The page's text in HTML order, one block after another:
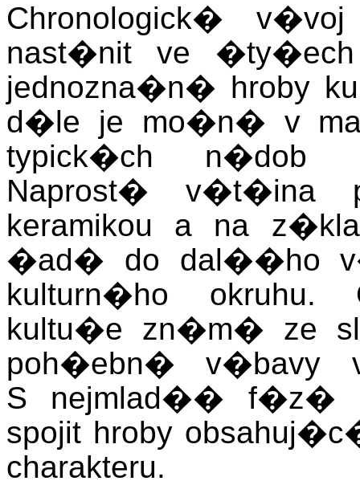
Chronologick�
nast�nit ve
jednozna�n� hroby
d�le je mo�n� v
typick�ch n�dob
Naprost� v�t�ina
keramikou a na
�ad� do dal��ho
kulturn�ho okruhu.
kultu�e zn�m� ze
poh�ebn�
S nejmlad�� f�z�
spojit hroby
charakteru.